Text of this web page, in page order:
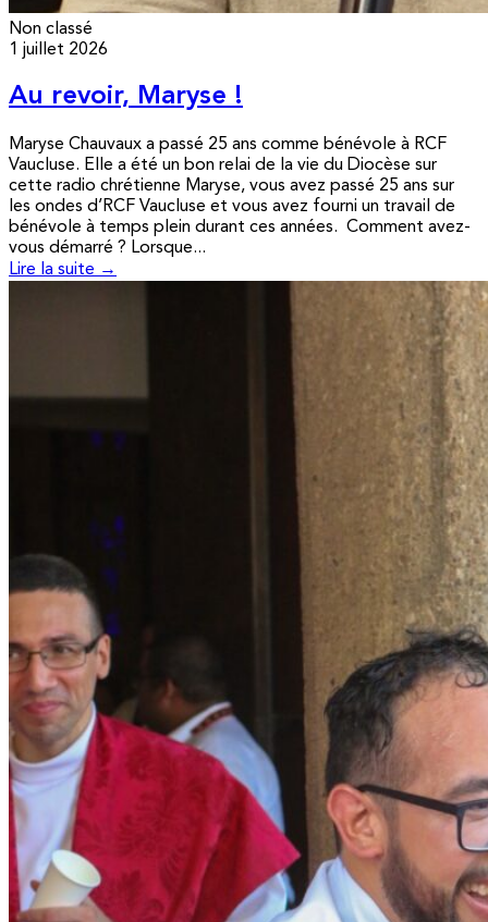
Non classé
1 juillet 2026
Au revoir, Maryse !
Maryse Chauvaux a passé 25 ans comme bénévole à RCF
Vaucluse. Elle a été un bon relai de la vie du Diocèse sur
cette radio chrétienne Maryse, vous avez passé 25 ans sur
les ondes d’RCF Vaucluse et vous avez fourni un travail de
bénévole à temps plein durant ces années. Comment avez-
vous démarré ? Lorsque...
Lire la suite →